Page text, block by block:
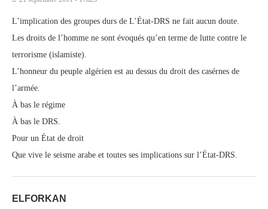
L’implication des groupes durs de L’État-DRS ne fait aucun doute.
Les droits de l’homme ne sont évoqués qu’en terme de lutte contre le
terrorisme (islamiste).
L’honneur du peuple algérien est au dessus du droit des casérnes de
l’armée.
À bas le régime
À bas le DRS.
Pour un État de droit
Que vive le seisme arabe et toutes ses implications sur l’État-DRS.
ELFORKAN